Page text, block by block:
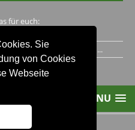
Sie
von Cookies
Webseite
für euch:
Pape verbracht..Habe ihn...
MENU